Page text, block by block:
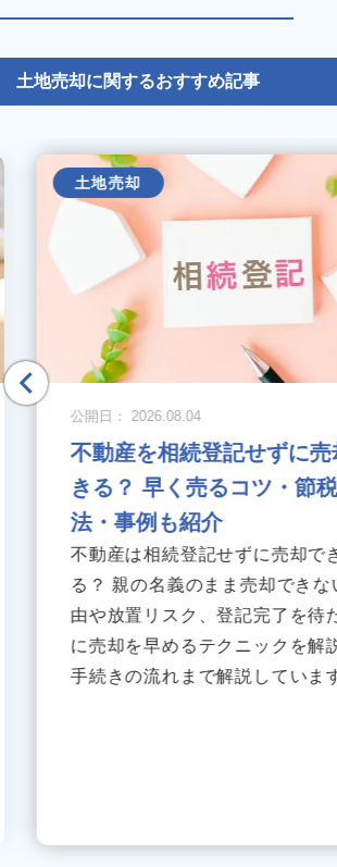
土地売却に関するおすすめ記事
土地売却
公開日： 2026.08.04
不動産を相続登記せずに売
きる？ 早く売るコツ・節
法・事例も紹介
不動産は相続登記せずに売却で
る？ 親の名義のまま売却できな
由や放置リスク、登記完了を待
に売却を早めるテクニックを解
手続きの流れまで解説していま